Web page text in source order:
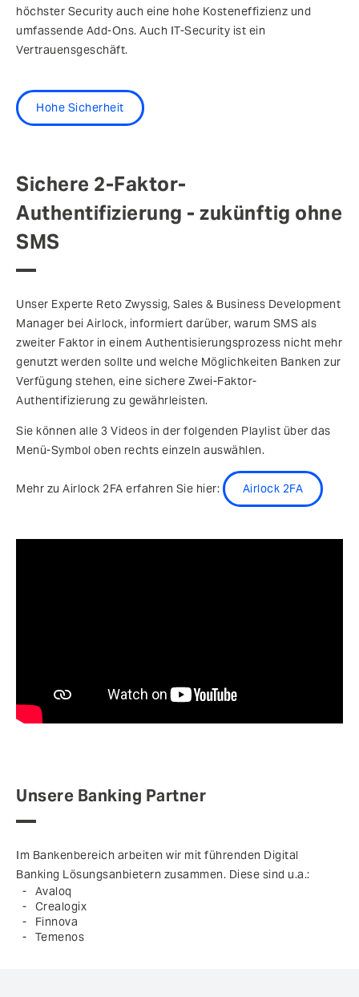
höchster Security auch eine hohe Kosteneffizienz und
umfassende Add-Ons. Auch IT-Security ist ein
Vertrauensgeschäft.
Hohe Sicherheit
Sichere 2-Faktor-
Authentifizierung - zukünftig ohne
SMS
Unser Experte Reto Zwyssig, Sales & Business Development
Manager bei Airlock, informiert darüber, warum SMS als
zweiter Faktor in einem Authentisierungsprozess nicht mehr
genutzt werden sollte und welche Möglichkeiten Banken zur
Verfügung stehen, eine sichere Zwei-Faktor-
Authentifizierung zu gewährleisten.
Sie können alle 3 Videos in der folgenden Playlist über das
Menü-Symbol oben rechts einzeln auswählen.
Mehr zu Airlock 2FA erfahren Sie hier: Airlock 2FA
Unsere Banking Partner
Im Bankenbereich arbeiten wir mit führenden Digital
Banking Lösungsanbietern zusammen. Diese sind u.a.:
Avaloq
Crealogix
Finnova
Temenos